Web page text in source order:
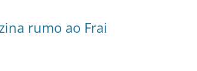
rumo ao Frai